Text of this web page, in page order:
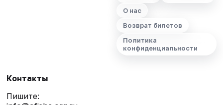
О нас
Возврат билетов
Политика
конфиденциальности
Контакты
Пишите: